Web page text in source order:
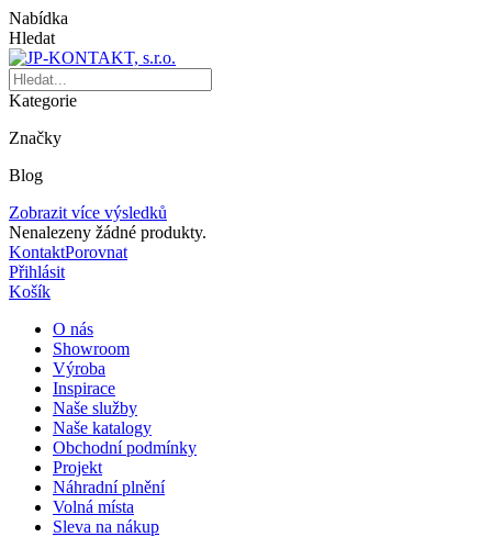
Nabídka
Hledat
Kategorie
Značky
Blog
Zobrazit více výsledků
Nenalezeny žádné produkty.
KontaktPorovnat
Přihlásit
Košík
O nás
Showroom
Výroba
Inspirace
Naše služby
Naše katalogy
Obchodní podmínky
Projekt
Náhradní plnění
Volná místa
Sleva na nákup